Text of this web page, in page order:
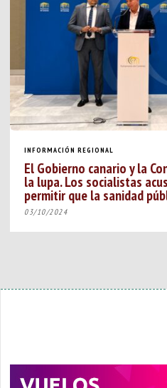
INFORMACIÓN REGIONAL
El Gobierno canario y la
la lupa. Los socialistas
permitir que la sanidad
03/10/2024